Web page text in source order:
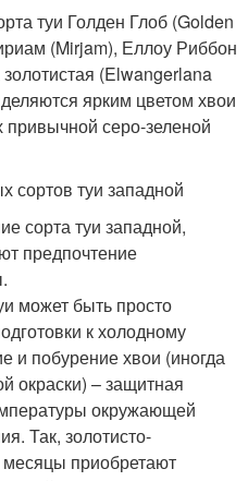
туи Голден Глоб (Golden
(Mirjam), Еллоу Риббон
(Elwangerlana
ярким цветом хвои
привычной серо-зеленой
туи западной
сорта туи западной,
предпочтение
может быть просто
к холодному
и побурение хвои (иногда
окраски) – защитная
окружающей
Так, золотисто-
приобретают